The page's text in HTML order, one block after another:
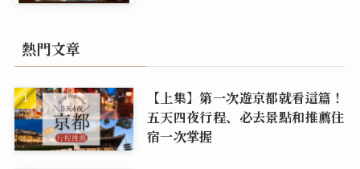
熱門文章
【上集】第一次遊京都就看這篇！
五天四夜行程、必去景點和推薦住
宿一次掌握